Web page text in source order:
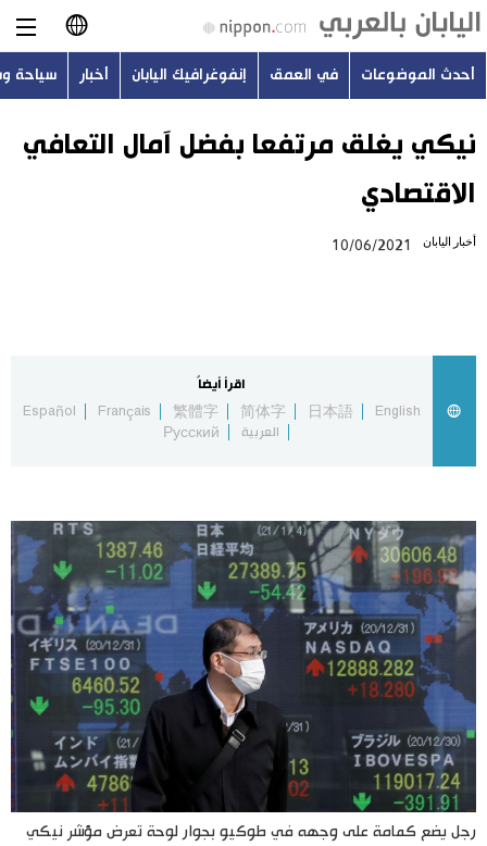
日本語
English
Русский
أحدث الموضوعات
اليابان في فيديو
مانغا وأنيمي
علوم وتكنولوجيا
الأقسام
صور
أشخاص
الأكثر تفاعلا
اللغة اليابانية تواصل معنا
أحدث الموضوعات في العمق إنفوغرافيك اليابان أخبار سياحة
نيكي يغلق مرتفعا بفضل آمال التعافي
الاقتصادي
أخبار اليابان 10/06/2021
اقرأ أيضاً
English
日本語
简体字
繁體字
Français
Español
العربية
Русский
رجل يضع كمامة على وجهه في طوكيو بجوار لوحة تعرض مؤشر نيكي